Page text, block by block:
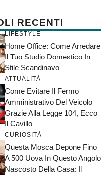
RECENTI
LIFESTYLE
Home Office: Come Arredare
Il Tuo Studio Domestico In
Stile Scandinavo
ATTUALITÀ
Come Evitare Il Fermo
Amministrativo Del Veicolo
Grazie Alla Legge 104, Ecco
Il Cavillo
CURIOSITÀ
Questa Mosca Depone Fino
A 500 Uova In Questo Angolo
Nascosto Della Casa: Il